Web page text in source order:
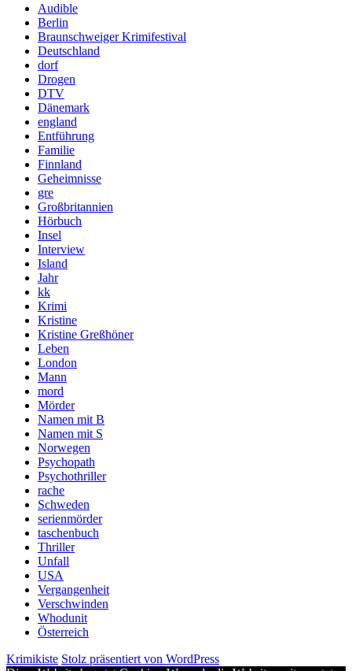
Audible
Berlin
Braunschweiger Krimifestival
Deutschland
dorf
Drogen
DTV
Dänemark
england
Entführung
Familie
Finnland
Geheimnisse
gre
Großbritannien
Hörbuch
Insel
Interview
Island
Jahr
kk
Krimi
Kristine
Kristine Greßhöner
Leben
London
Mann
mord
Mörder
Namen mit B
Namen mit S
Norwegen
Psychopath
Psychothriller
rache
Schweden
serienmörder
taschenbuch
Thriller
Unfall
USA
Vergangenheit
Verschwinden
Whodunit
Österreich
Krimikiste Stolz präsentiert von WordPress